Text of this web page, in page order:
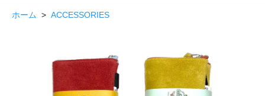
ホーム > ACCESSORIES